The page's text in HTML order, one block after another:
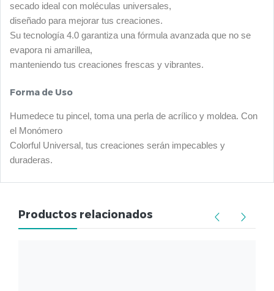
secado ideal con moléculas universales,
diseñado para mejorar tus creaciones.
Su tecnología 4.0 garantiza una fórmula avanzada que no se
evapora ni amarillea,
manteniendo tus creaciones frescas y vibrantes.
Forma de Uso
Humedece tu pincel, toma una perla de acrílico y moldea. Con
el Monómero
Colorful Universal, tus creaciones serán impecables y
duraderas.
Productos relacionados